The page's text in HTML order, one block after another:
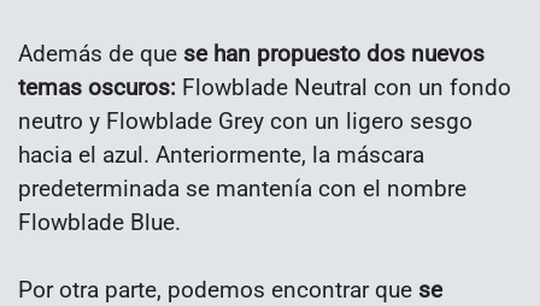
Además de que se han propuesto dos nuevos
temas oscuros: Flowblade Neutral con un fondo
neutro y Flowblade Grey con un ligero sesgo
hacia el azul. Anteriormente, la máscara
predeterminada se mantenía con el nombre
Flowblade Blue.
Por otra parte, podemos encontrar que se